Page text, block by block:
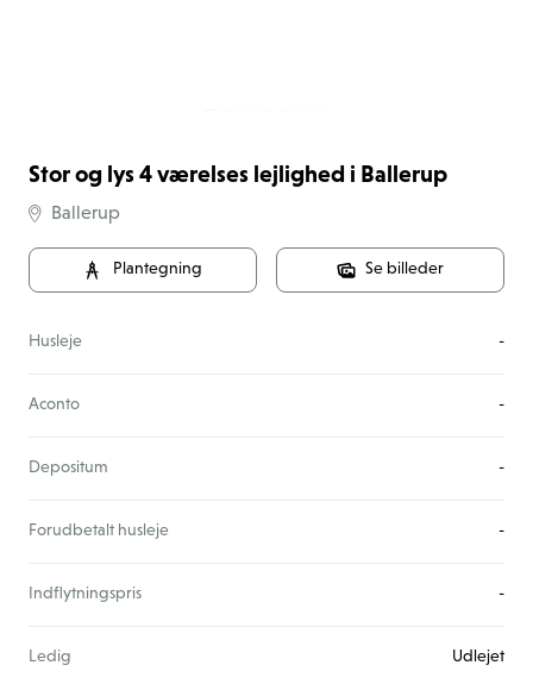
Stor og lys 4 værelses lejlighed i Ballerup
Ballerup
Plantegning Se billeder
Husleje -
Aconto -
Depositum -
Forudbetalt husleje -
Indflytningspris -
Ledig Udlejet